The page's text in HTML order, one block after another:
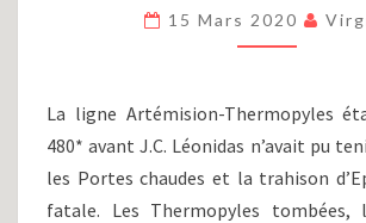
ET
(480-
479
AV
J.C)
15 Mars 2020
La ligne Artémision-Thermopyles
480* avant J.C. Léonidas n’avait pu
les Portes chaudes et la trahison
fatale. Les Thermopyles tombées,